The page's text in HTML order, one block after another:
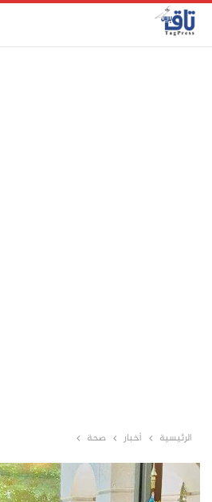
الرئيسية أخبار صحة